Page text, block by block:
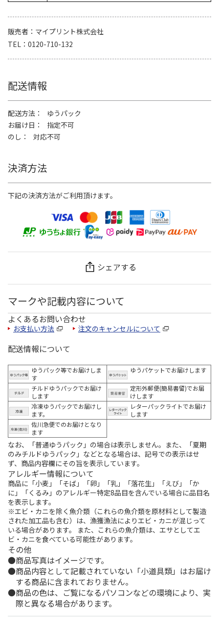
販売者
マイプリント株式会社
TEL
0120-710-132
配送情報
配送方法
ゆうパック
お届け日
指定不可
のし
対応不可
決済方法
下記の決済方法がご利用頂けます。
シェアする
マークや記載内容について
よくあるお問い合わせ
お支払い方法 注文のキャンセルについて
配送情報について
ゆうパック等でお届けしま
す
ゆうパケットでお届けします
チルドゆうパックでお届け
します
定形外郵便(簡易書留)でお届
けします
冷凍ゆうパックでお届けし
ます。
レターパックライトでお届け
します
佐川急便でのお届けとなり
ます
なお、「普通ゆうパック」の場合は表示しません。また、「夏期
のみチルドゆうパック」などとなる場合は、記号での表示はせ
ず、商品内容欄にその旨を表示しています。
アレルギー情報について
商品に「小麦」「そば」「卵」「乳」「落花生」「えび」「か
に」「くるみ」のアレルギー特定8品目を含んでいる場合に品目名
を表示します。
※エビ・カニを除く魚介類（これらの魚介類を原材料として製造
された加工品も含む）は、漁獲漁法によりエビ・カニが混じって
いる場合があります。 また、これらの魚介類は、エサとしてエ
ビ・カニを食べている可能性があります。
その他
商品写真はイメージです。
商品内容として記載されていない「小道具類」はお届け
する商品に含まれておりません。
商品の色は、ご覧になるパソコンなどの環境により、実
際と異なる場合があります。